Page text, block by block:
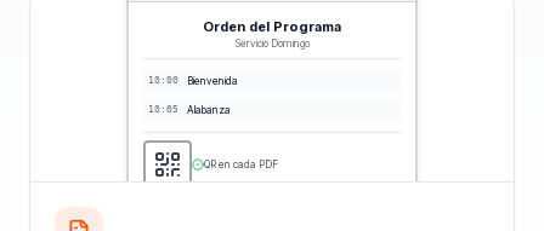
Orden del Programa
Servicio Domingo
10:00 Bienvenida
10:05 Alabanza
QR en cada PDF